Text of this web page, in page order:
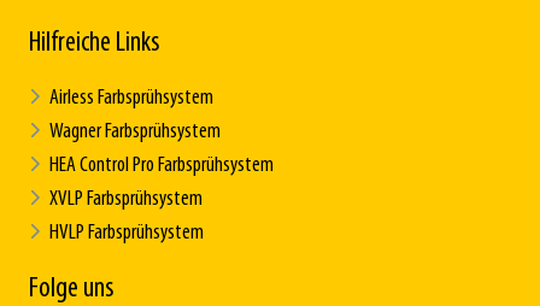
Hilfreiche Links
Airless Farbsprühsystem
Wagner Farbsprühsystem
HEA Control Pro Farbsprühsystem
XVLP Farbsprühsystem
HVLP Farbsprühsystem
Folge uns